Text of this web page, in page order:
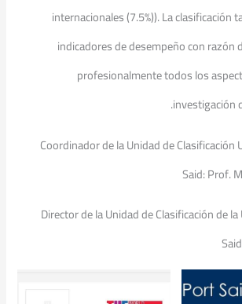
internacionales (7.5%)). La clasificación
indicadores de desempeño con razón
profesionalmente todos los
investigación
Coordinador de la Unidad de
Said: Prof.
Director de la Unidad de Clasificación de